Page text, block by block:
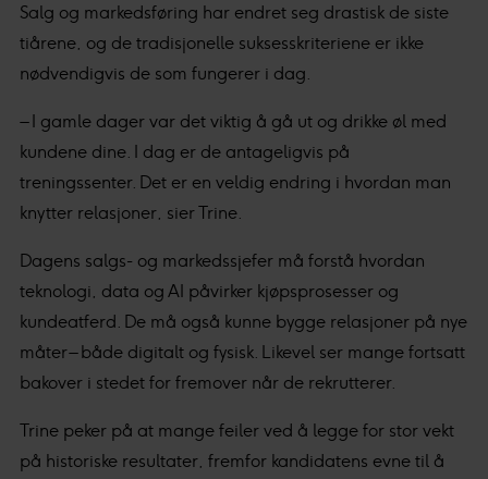
Salg og markedsføring har endret seg drastisk de siste
tiårene, og de tradisjonelle suksesskriteriene er ikke
nødvendigvis de som fungerer i dag.
– I gamle dager var det viktig å gå ut og drikke øl med
kundene dine. I dag er de antageligvis på
treningssenter. Det er en veldig endring i hvordan man
knytter relasjoner, sier Trine.
Dagens salgs- og markedssjefer må forstå hvordan
teknologi, data og AI påvirker kjøpsprosesser og
kundeatferd. De må også kunne bygge relasjoner på nye
måter – både digitalt og fysisk. Likevel ser mange fortsatt
bakover i stedet for fremover når de rekrutterer.
Trine peker på at mange feiler ved å legge for stor vekt
på historiske resultater, fremfor kandidatens evne til å